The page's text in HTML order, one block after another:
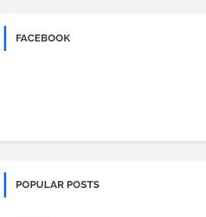
FACEBOOK
POPULAR POSTS